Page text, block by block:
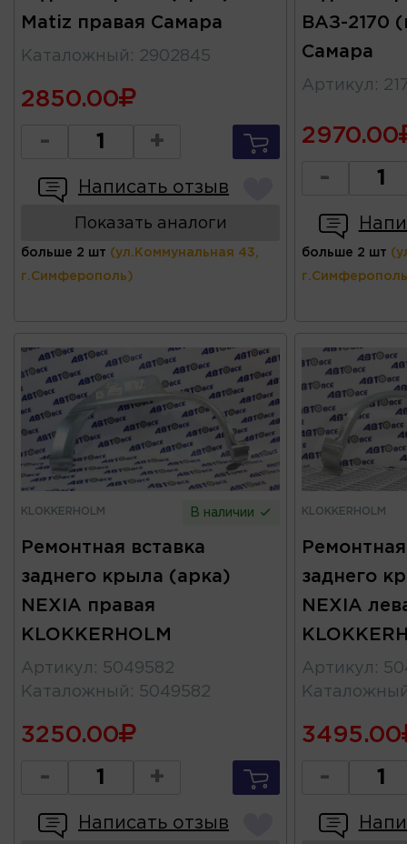
Matiz правая Самара
Каталожный : 2902845
2850.00
- +
Написать отзыв
Показать аналоги
больше 2 шт (ул.Коммунальная 43,
г.Симферополь)
ВАЗ-2170
Самара
Артикул :
2970.00
-
больше 2 шт
KLOKKERHOLM В наличии
Ремонтная вставка
заднего крыла (арка)
NEXIA правая
KLOKKERHOLM
Артикул : 5049582
Каталожный : 5049582
3250.00
- +
Написать отзыв
KLOKKERHOLM
заднего
NEXIA
Артикул :
3495.00
-